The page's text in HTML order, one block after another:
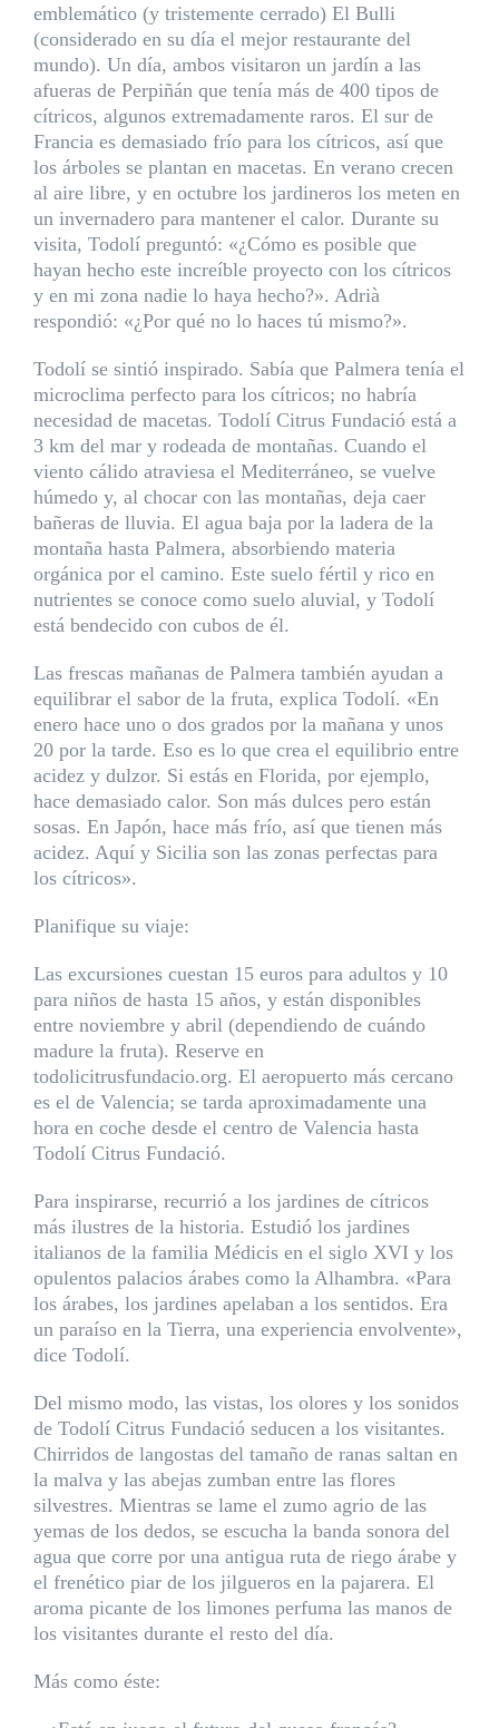
emblemático (y tristemente cerrado) El Bulli
(considerado en su día el mejor restaurante del
mundo). Un día, ambos visitaron un jardín a las
afueras de Perpiñán que tenía más de 400 tipos de
cítricos, algunos extremadamente raros. El sur de
Francia es demasiado frío para los cítricos, así que
los árboles se plantan en macetas. En verano crecen
al aire libre, y en octubre los jardineros los meten en
un invernadero para mantener el calor. Durante su
visita, Todolí preguntó: «¿Cómo es posible que
hayan hecho este increíble proyecto con los cítricos
y en mi zona nadie lo haya hecho?». Adrià
respondió: «¿Por qué no lo haces tú mismo?».
Todolí se sintió inspirado. Sabía que Palmera tenía el
microclima perfecto para los cítricos; no habría
necesidad de macetas. Todolí Citrus Fundació está a
3 km del mar y rodeada de montañas. Cuando el
viento cálido atraviesa el Mediterráneo, se vuelve
húmedo y, al chocar con las montañas, deja caer
bañeras de lluvia. El agua baja por la ladera de la
montaña hasta Palmera, absorbiendo materia
orgánica por el camino. Este suelo fértil y rico en
nutrientes se conoce como suelo aluvial, y Todolí
está bendecido con cubos de él.
Las frescas mañanas de Palmera también ayudan a
equilibrar el sabor de la fruta, explica Todolí. «En
enero hace uno o dos grados por la mañana y unos
20 por la tarde. Eso es lo que crea el equilibrio entre
acidez y dulzor. Si estás en Florida, por ejemplo,
hace demasiado calor. Son más dulces pero están
sosas. En Japón, hace más frío, así que tienen más
acidez. Aquí y Sicilia son las zonas perfectas para
los cítricos».
Planifique su viaje:
Las excursiones cuestan 15 euros para adultos y 10
para niños de hasta 15 años, y están disponibles
entre noviembre y abril (dependiendo de cuándo
madure la fruta). Reserve en
todolicitrusfundacio.org. El aeropuerto más cercano
es el de Valencia; se tarda aproximadamente una
hora en coche desde el centro de Valencia hasta
Todolí Citrus Fundació.
Para inspirarse, recurrió a los jardines de cítricos
más ilustres de la historia. Estudió los jardines
italianos de la familia Médicis en el siglo XVI y los
opulentos palacios árabes como la Alhambra. «Para
los árabes, los jardines apelaban a los sentidos. Era
un paraíso en la Tierra, una experiencia envolvente»,
dice Todolí.
Del mismo modo, las vistas, los olores y los sonidos
de Todolí Citrus Fundació seducen a los visitantes.
Chirridos de langostas del tamaño de ranas saltan en
la malva y las abejas zumban entre las flores
silvestres. Mientras se lame el zumo agrio de las
yemas de los dedos, se escucha la banda sonora del
agua que corre por una antigua ruta de riego árabe y
el frenético piar de los jilgueros en la pajarera. El
aroma picante de los limones perfuma las manos de
los visitantes durante el resto del día.
Más como éste: